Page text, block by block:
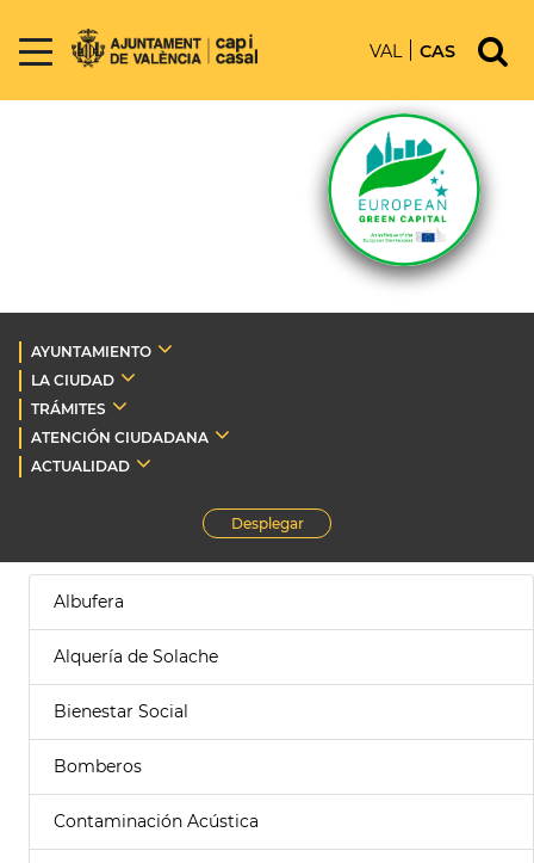
VAL CAS
AYUNTAMIENTO
LA CIUDAD
TRÁMITES
ATENCIÓN CIUDADANA
ACTUALIDAD
Desplegar
Albufera
Alquería de Solache
Bienestar Social
Bomberos
Contaminación Acústica